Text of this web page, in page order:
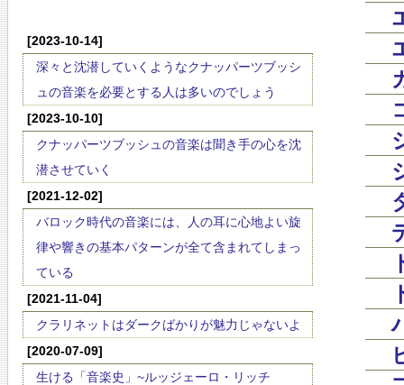
[2023-10-14]
深々と沈潜していくようなクナッパーツブッシ
ュの音楽を必要とする人は多いのでしょう
[2023-10-10]
クナッパーツブッシュの音楽は聞き手の心を沈
潜させていく
[2021-12-02]
バロック時代の音楽には、人の耳に心地よい旋
律や響きの基本パターンが全て含まれてしまっ
ている
[2021-11-04]
クラリネットはダークばかりが魅力じゃないよ
[2020-07-09]
生ける「音楽史」~ルッジェーロ・リッチ